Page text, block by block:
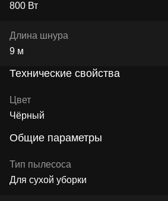
800 Вт
Длина шнура
9 м
Технические свойства
Цвет
Чёрный
Общие параметры
Тип пылесоса
Для сухой уборки